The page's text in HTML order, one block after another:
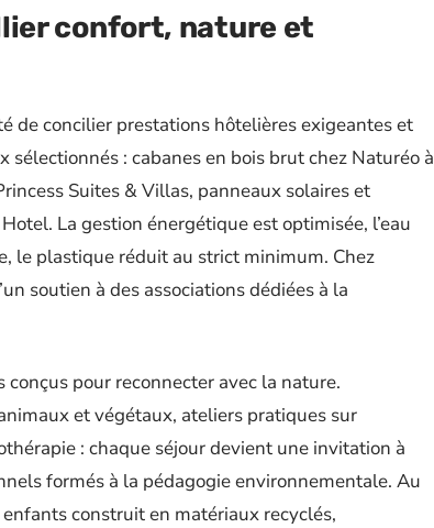
confort, nature et
de concilier prestations hôtelières exigeantes et
: cabanes en bois brut chez Naturéo à
Suites & Villas, panneaux solaires et
La gestion énergétique est optimisée, l’eau
le plastique réduit au strict minimum. Chez
soutien à des associations dédiées à la
pour reconnecter avec la nature.
et végétaux, ateliers pratiques sur
: chaque séjour devient une invitation à
formés à la pédagogie environnementale. Au
construit en matériaux recyclés,